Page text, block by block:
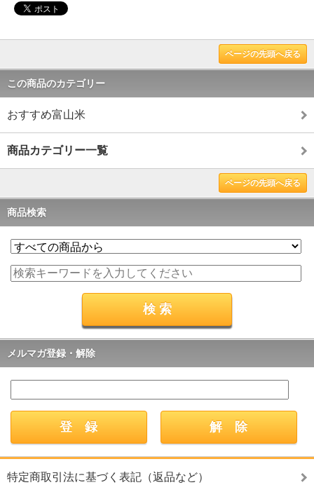
ページの先頭へ戻る
この商品のカテゴリー
おすすめ富山米
商品カテゴリー一覧
ページの先頭へ戻る
商品検索
メルマガ登録・解除
特定商取引法に基づく表記（返品など）